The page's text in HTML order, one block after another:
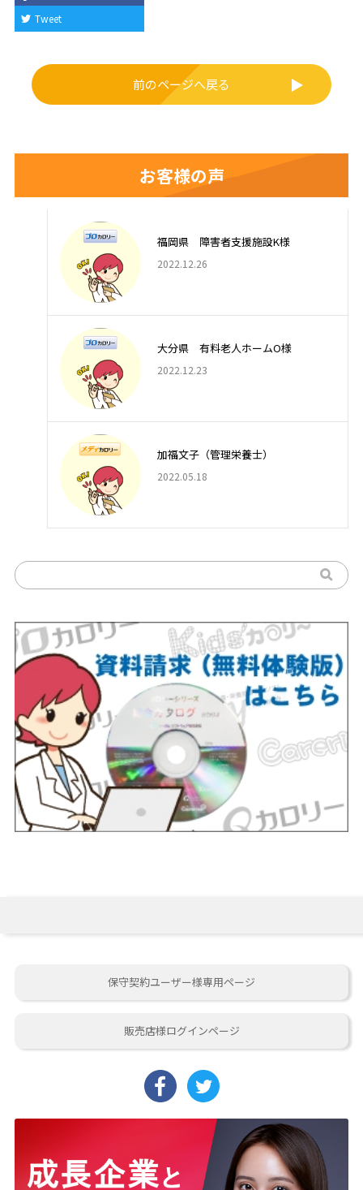
o
Tweet
前のページへ戻る
お客様の声
福岡県 障害者支援施設K様
2022.12.26
大分県 有料老人ホームO様
2022.12.23
加福文子（管理栄養士）
2022.05.18
保守契約ユーザー様専用ページ
販売店様ログインページ